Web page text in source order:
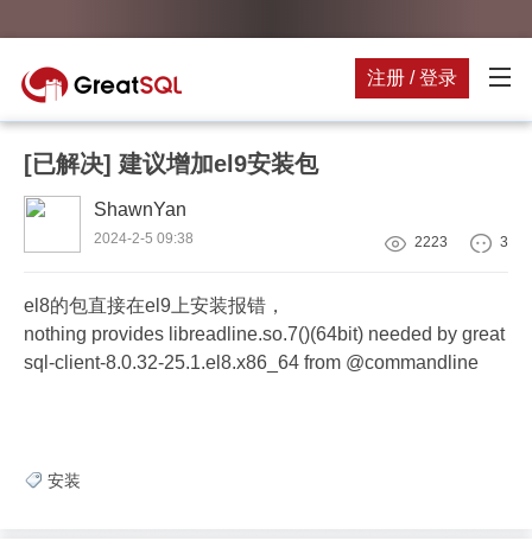
注册 / 登录
[已解决] 建议增加el9安装包
ShawnYan
2024-2-5 09:38 2223 3
el8的包直接在el9上安装报错，
nothing provides libreadline.so.7()(64bit) needed by great
sql-client-8.0.32-25.1.el8.x86_64 from @commandline
安装